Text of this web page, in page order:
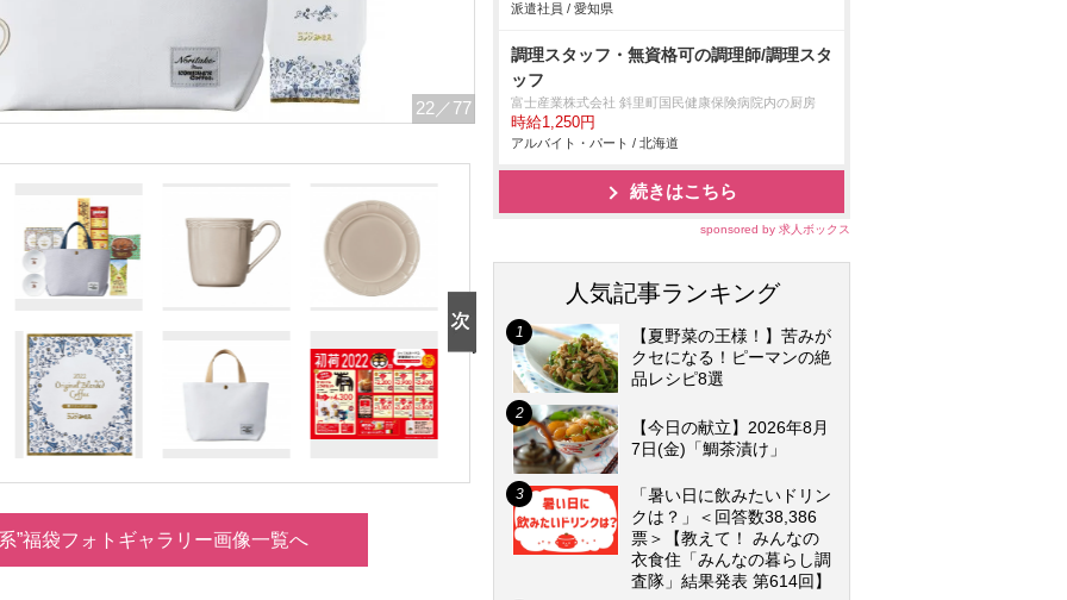
22 ／77
”福袋フォトギャラリー画像一覧へ
派遣社員 / 愛知県
調理スタッフ・無資格可の調理師/調理スタ
ッフ
富士産業株式会社 斜里町国民健康保険病院内の厨房
時給1,250円
アルバイト・パート / 北海道
続きはこちら
sponsored by 求人ボックス
人気記事ランキング
【夏野菜の王様！】苦みが
クセになる！ピーマンの絶
品レシピ8選
【今日の献立】2026年8月
7日(金)「鯛茶漬け」
「暑い日に飲みたいドリン
クは？」＜回答数38,386
票＞【教えて！ みんなの
衣食住「みんなの暮らし調
査隊」結果発表 第614回】